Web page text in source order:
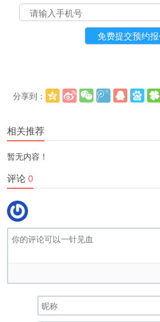
分享到：
相关推荐
暂无内容！
评论0